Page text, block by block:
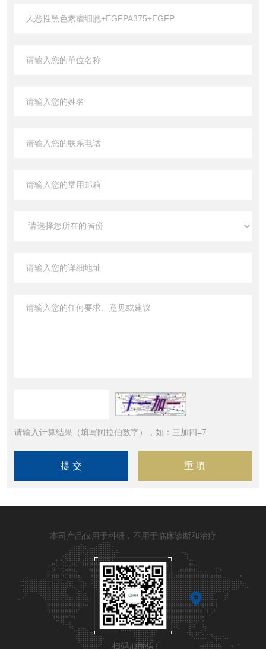
请输入计算结果（填写阿拉伯数字），如：三加四=7
本司产品仅用于科研，不用于临床诊断和治疗
扫码加微信